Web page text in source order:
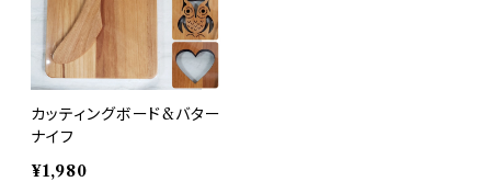
カッティングボード&バター
ナイフ
¥1,980